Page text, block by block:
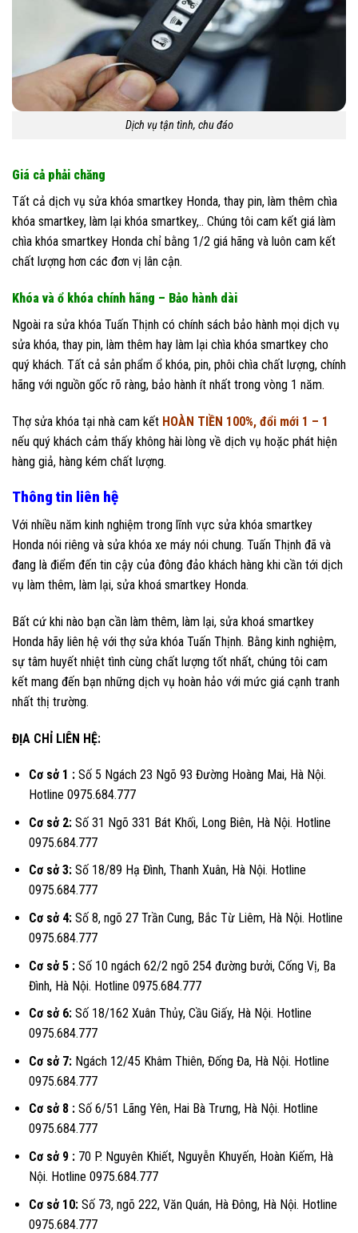
Dịch vụ tận tình, chu đáo
Giá cả phải chăng
Tất cả dịch vụ sửa khóa smartkey Honda, thay pin, làm thêm chìa
khóa smartkey, làm lại khóa smartkey,.. Chúng tôi cam kết giá làm
chìa khóa smartkey Honda chỉ bằng 1/2 giá hãng và luôn cam kết
chất lượng hơn các đơn vị lân cận.
Khóa và ổ khóa chính hãng – Bảo hành dài
Ngoài ra sửa khóa Tuấn Thịnh có chính sách bảo hành mọi dịch vụ
sửa khóa, thay pin, làm thêm hay làm lại chìa khóa smartkey cho
quý khách. Tất cả sản phẩm ổ khóa, pin, phôi chìa chất lượng, chính
hãng với nguồn gốc rõ ràng, bảo hành ít nhất trong vòng 1 năm.
Thợ sửa khóa tại nhà cam kết HOÀN TIỀN 100%, đổi mới 1 – 1
nếu quý khách cảm thấy không hài lòng về dịch vụ hoặc phát hiện
hàng giả, hàng kém chất lượng.
Thông tin liên hệ
Với nhiều năm kinh nghiệm trong lĩnh vực sửa khóa smartkey
Honda nói riêng và sửa khóa xe máy nói chung. Tuấn Thịnh đã và
đang là điểm đến tin cậy của đông đảo khách hàng khi cần tới dịch
vụ làm thêm, làm lại, sửa khoá smartkey Honda.
Bất cứ khi nào bạn cần làm thêm, làm lại, sửa khoá smartkey
Honda hãy liên hệ với thợ sửa khóa Tuấn Thịnh. Bằng kinh nghiệm,
sự tâm huyết nhiệt tình cùng chất lượng tốt nhất, chúng tôi cam
kết mang đến bạn những dịch vụ hoàn hảo với mức giá cạnh tranh
nhất thị trường.
ĐỊA CHỈ LIÊN HỆ:
Cơ sở 1 :Số 5 Ngách 23 Ngõ 93 Đường Hoàng Mai, Hà Nội.
Hotline 0975.684.777
Cơ sở 2:Số 31 Ngõ 331 Bát Khối, Long Biên, Hà Nội. Hotline
0975.684.777
Cơ sở 3:Số 18/89 Hạ Đình, Thanh Xuân, Hà Nội. Hotline
0975.684.777
Cơ sở 4:Số 8, ngõ 27 Trần Cung, Bắc Từ Liêm, Hà Nội. Hotline
0975.684.777
Cơ sở 5 :Số 10 ngách 62/2 ngõ 254 đường bưởi, Cống Vị, Ba
Đình, Hà Nội. Hotline 0975.684.777
Cơ sở 6:Số 18/162 Xuân Thủy, Cầu Giấy, Hà Nội. Hotline
0975.684.777
Cơ sở 7:Ngách 12/45 Khâm Thiên, Đống Đa, Hà Nội. Hotline
0975.684.777
Cơ sở 8 :Số 6/51 Lãng Yên, Hai Bà Trưng, Hà Nội. Hotline
0975.684.777
Cơ sở 9 :70 P. Nguyên Khiết, Nguyễn Khuyến, Hoàn Kiếm, Hà
Nội. Hotline 0975.684.777
Cơ sở 10:Số 73, ngõ 222, Văn Quán, Hà Đông, Hà Nội. Hotline
0975.684.777